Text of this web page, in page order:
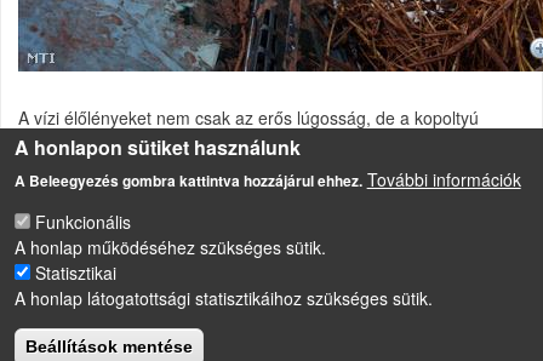
A vízi élőlényeket nem csak az erős lúgosság, de a kopoltyú
felszínére tapadó finom szemcsék is veszélyeztetik.
Vörösiszap-tározó gátszakadása Ajkán
LÁBLÉC
A honlapon sütiket használunk
A Beleegyezés gombra kattintva hozzájárul ehhez. További információk
Funkcionális
A honlap működéséhez szükséges sütik.
Statisztikai
A honlap látogatottsági statisztikáihoz szükséges sütik.
Beállítások mentése